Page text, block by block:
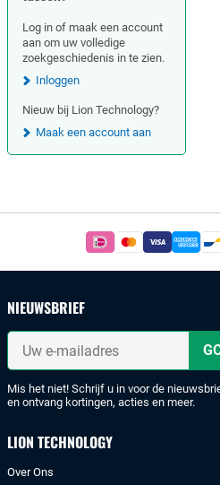
Log in of maak een account
aan om uw volledige
zoekgeschiedenis in te zien.
Inloggen
Nieuw bij Lion Technology?
Maak een account aan
of
NIEUWSBRIEF
Uw
mailadres
Mis het niet! Schrijf u in voor de
en ontvang kortingen, acties en meer.
LION TECHNOLOGY
Over Ons